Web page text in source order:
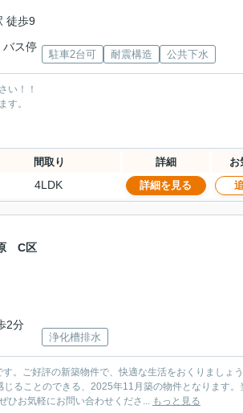
徒歩9
バス停
駐車2台可 耐震構造 公共下水
い！！
す。
間取り 詳細 お
4LDK 詳細を見る
原 C区
2分
浄化槽排水
。ご好評の新築物件で、快適な生活をおくりましょ
ることのできる、2025年11月築の物件となります。
ひお気軽にお問い合わせくださ... もっと見る